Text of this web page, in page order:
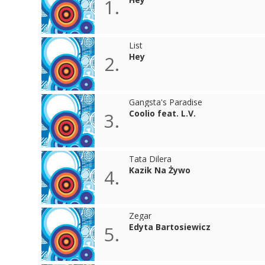
1.
2.
List
Hey
3.
Gangsta's Paradise
Coolio feat. L.V.
4.
Tata Dilera
Kazik Na Żywo
5.
Zegar
Edyta Bartosiewicz